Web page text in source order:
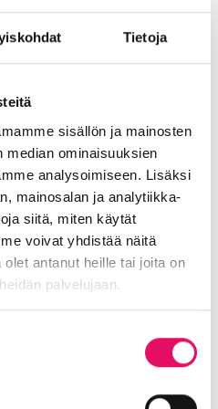
Tietoja
sisällön ja mainosten
median ominaisuuksien
analysoimiseen. Lisäksi
mainosalan ja analytiikka-
siitä, miten käytät
voivat yhdistää näitä
antanut heille tai joita on
palvelujaan.
Anu
ja
Männikkö p. 040